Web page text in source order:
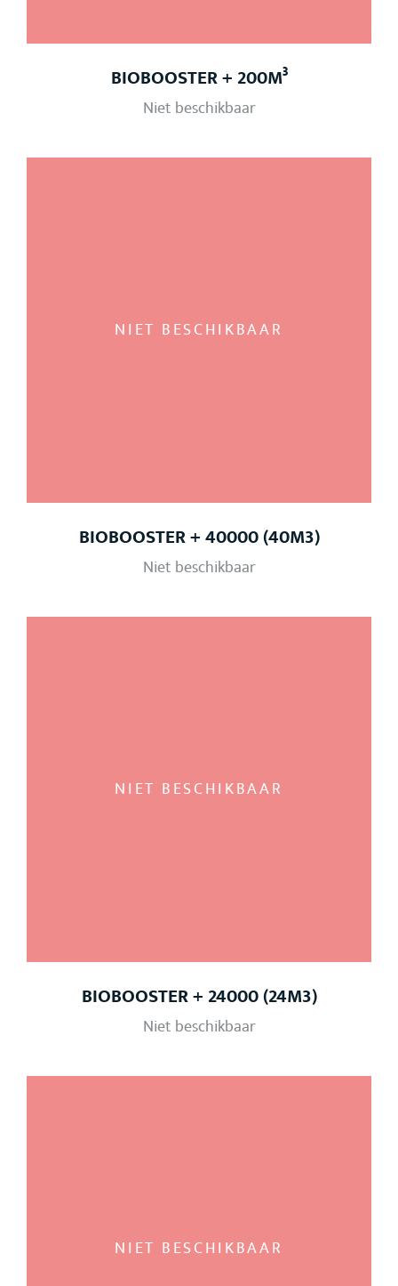
BIOBOOSTER + 200M³
Niet beschikbaar
NIET BESCHIKBAAR
BIOBOOSTER + 40000 (40M3)
Niet beschikbaar
NIET BESCHIKBAAR
BIOBOOSTER + 24000 (24M3)
Niet beschikbaar
NIET BESCHIKBAAR